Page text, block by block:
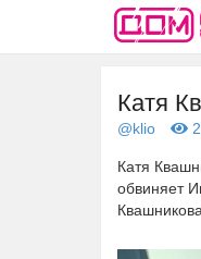
Катя
@klio
Катя
обвиняет